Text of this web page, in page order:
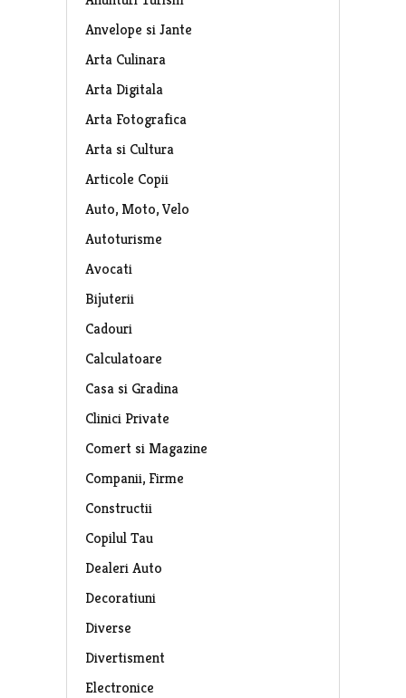
Anvelope si Jante
Arta Culinara
Arta Digitala
Arta Fotografica
Arta si Cultura
Articole Copii
Auto, Moto, Velo
Autoturisme
Avocati
Bijuterii
Cadouri
Calculatoare
Casa si Gradina
Clinici Private
Comert si Magazine
Companii, Firme
Constructii
Copilul Tau
Dealeri Auto
Decoratiuni
Diverse
Divertisment
Electronice